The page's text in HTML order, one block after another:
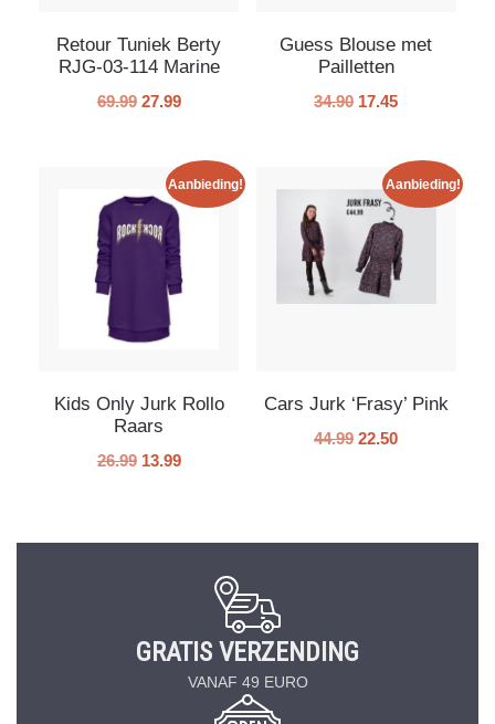
Retour Tuniek Berty
RJG-03-114 Marine
69.99 27.99
Guess Blouse met
Pailletten
34.90 17.45
Aanbieding!
Kids Only Jurk Rollo
Raars
26.99 13.99
Aanbieding!
Cars Jurk ‘Frasy’ Pink
44.99 22.50
GRATIS VERZENDING
VANAF 49 EURO